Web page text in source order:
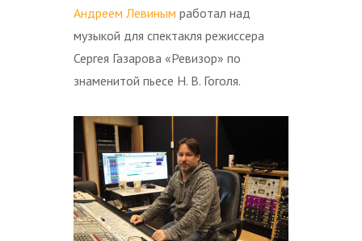
Андреем Левиным работал над
музыкой для спектакля режиссера
Сергея Газарова «Ревизор» по
знаменитой пьесе Н. В. Гоголя.